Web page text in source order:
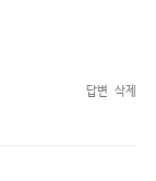
답변 삭제